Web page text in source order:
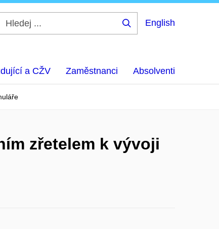
English
a CŽV Zaměstnanci Absolventi
zřetelem k vývoji